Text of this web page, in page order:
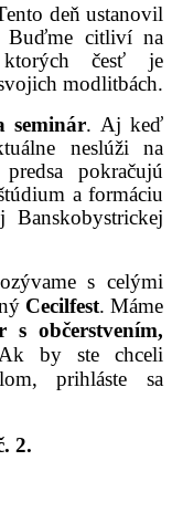
deň ustanovil
Buďme citliví na
česť je
modlitbách.
seminár. Aj keď
neslúži na
pokračujú
a formáciu
Banskobystrickej
s celými
Cecilfest. Máme
s občerstvením,
by ste chceli
prihláste sa
2.